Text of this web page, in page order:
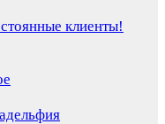
клиенты!